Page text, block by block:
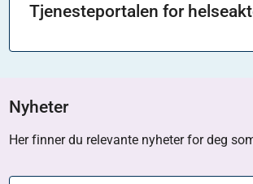
Tjenesteportalen for
Nyheter
Her finner du relevante nyheter for deg